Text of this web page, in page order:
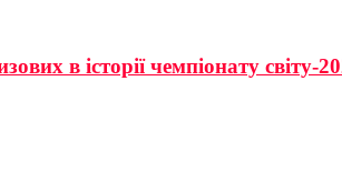
в історії чемпіонату